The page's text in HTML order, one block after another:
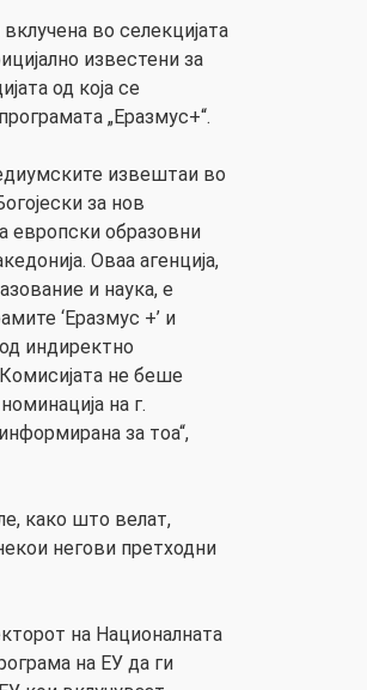
во селекцијата
известени за
од која се
„Еразмус+“.
извештаи во
за нов
европски образовни
Оваа агенција,
и наука, е
‘Еразмус +’ и
индиректно
не беше
на г.
за тоа“,
како што велат,
негови претходни
на Националната
на ЕУ да ги